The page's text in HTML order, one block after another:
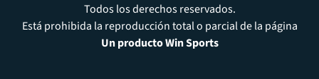
Todos los derechos reservados.
Está prohibida la reproducción total o parcial de la página
Un producto Win Sports